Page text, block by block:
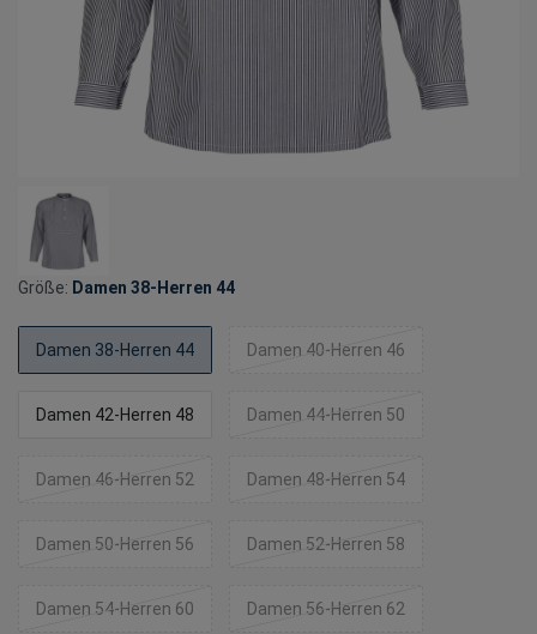
Größe: Damen 38-Herren 44
Damen 38-Herren 44 Damen 40-Herren 46
Damen 42-Herren 48 Damen 44-Herren 50
Damen 46-Herren 52 Damen 48-Herren 54
Damen 50-Herren 56 Damen 52-Herren 58
Damen 54-Herren 60 Damen 56-Herren 62